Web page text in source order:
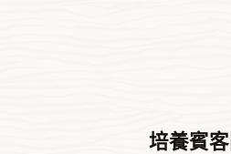
培養賓